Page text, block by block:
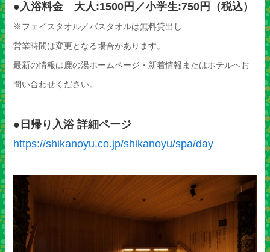
●入浴料金 大人:1500円／小学生:750円（税込）
※フェイスタオル／バスタオルは無料貸出し
営業時間は変更となる場合があります。
最新の情報は鹿の湯ホームページ・新着情報またはホテルへお
問い合わせください。
●日帰り入浴 詳細ページ
https://shikanoyu.co.jp/shikanoyu/spa/day